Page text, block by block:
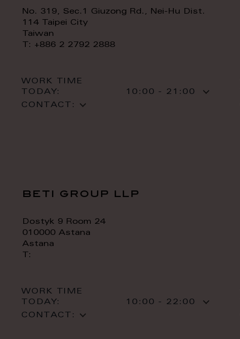
No. 319, Sec.1 Giuzong Rd., Nei-Hu Dist.
114 Taipei City
Taiwan
T: +886 2 2792 2888
WORK TIME
TODAY:
10:00 - 21:00
CONTACT:
beti group llp
Dostyk 9 Room 24
010000 Astana
Astana
T:
WORK TIME
TODAY:
10:00 - 22:00
CONTACT: